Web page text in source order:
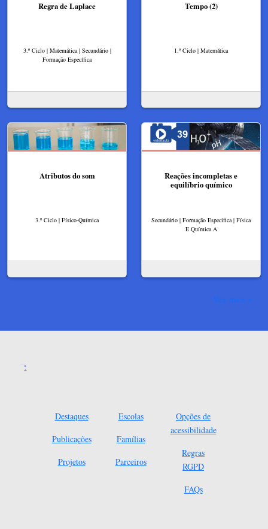
Regra de Laplace
3.º Ciclo | Matemática | Secundário |
Formação Específica
Tempo (2)
1.º Ciclo | Matemática
Atributos do som
3.º Ciclo | Físico-Química
Reações incompletas e
equilíbrio químico
Secundário | Formação Específica | Física
E Química A
Ver mais
Destaques
Publicações
Projetos
Escolas
Famílias
Parceiros
Opções de
acessibilidade
Regras
RGPD
FAQs